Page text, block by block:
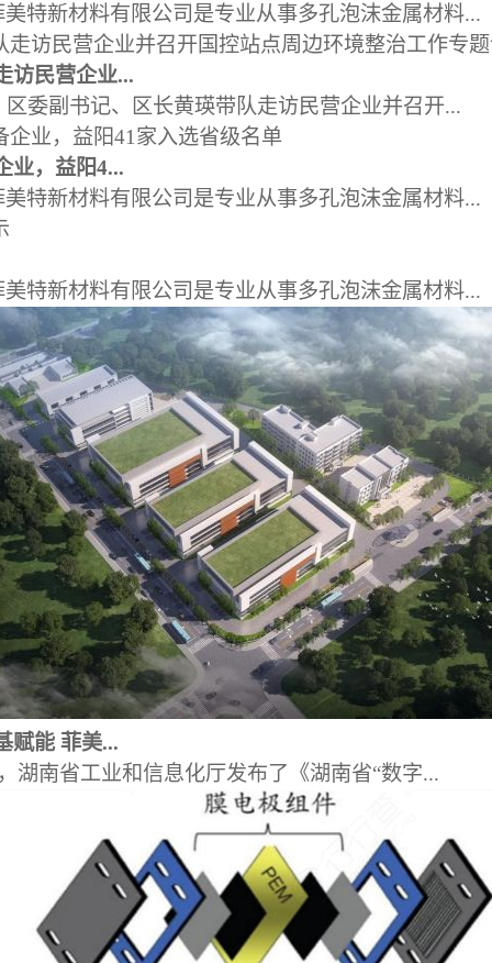
特新材料有限公司是专业从事多孔泡沫金属材料...
访民营企业...
区委副书记、区长黄瑛带队走访民营企业并召开...
业，益阳4...
特新材料有限公司是专业从事多孔泡沫金属材料...
特新材料有限公司是专业从事多孔泡沫金属材料...
赋能 菲美...
湖南省工业和信息化厅发布了《湖南省“数字...